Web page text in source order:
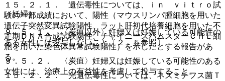
１５．２．１． 遺伝毒性については、ｉｎ ｖｉｔｒｏ試
験の一部成績において、陽性（マウスリンパ腫細胞を用いた
遺伝子突然変異試験陽性、ラット肝初代培養細胞を用いた不
定期ＤＮＡ合成試験陽性、チャイニーズハムスターＣＨＬ細
胞を用いた染色体異常試験陽性）を示したとする報告があ
る。
１５．２．２． 光遺伝毒性については、ネズミチフス菌Ｔ
（妊婦）
９．５．１． 〈炭疽以外〉妊婦又は妊娠している可能性の
ある女性には投与しないこと〔２．５参照〕。
９．５．２． 〈炭疽〉妊婦又は妊娠している可能性のある
女性には、治療上の有益性を考慮して投与すること。